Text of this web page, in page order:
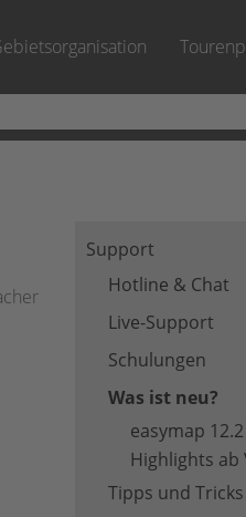
Support
Hotline & Chat
Live-Support
Schulungen
Was ist neu?
easymap 12.2
Highlights ab
Tipps und Tricks